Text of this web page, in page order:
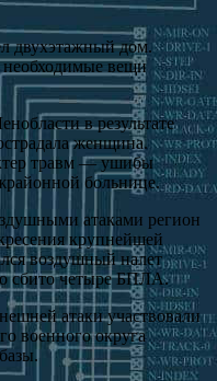
двухэтажный дом.
необходимые вещи
в результате
женщина.
травм — ушибы
больнице.
атаками регион
крупнейшей
воздушный налет
сбито четыре БПЛА.
атаки участвовали
военного округа